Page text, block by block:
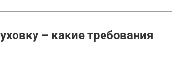
– какие требования